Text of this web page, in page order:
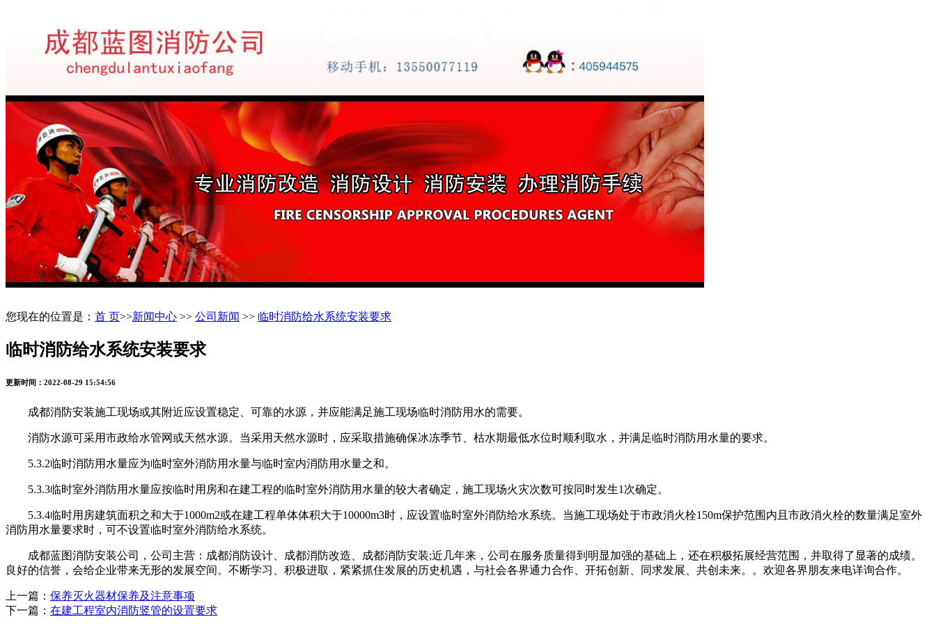
您现在的位置是： 首 页>>新闻中心 >> 公司新闻 >> 临时消防给水系统安装要求
临时消防给水系统安装要求
更新时间：2022-08-29 15:54:56
成都消防安装施工现场或其附近应设置稳定、可靠的水源，并应能满足施工现场临时消防用水的需要。
消防水源可采用市政给水管网或天然水源。当采用天然水源时，应采取措施确保冰冻季节、枯水期最低水位时顺利取水，并满足临时消防用水量的要求。
5.3.2临时消防用水量应为临时室外消防用水量与临时室内消防用水量之和。
5.3.3临时室外消防用水量应按临时用房和在建工程的临时室外消防用水量的较大者确定，施工现场火灾次数可按同时发生1次确定。
5.3.4临时用房建筑面积之和大于1000m2或在建工程单体体积大于10000m3时，应设置临时室外消防给水系统。当施工现场处于市政消火栓150m保护范围内且市政消火栓的数量满足室外
消防用水量要求时，可不设置临时室外消防给水系统。
成都蓝图消防安装公司，公司主营：成都消防设计、成都消防改造、成都消防安装;近几年来，公司在服务质量得到明显加强的基础上，还在积极拓展经营范围，并取得了显著的成绩。
良好的信誉，会给企业带来无形的发展空间。不断学习、积极进取，紧紧抓住发展的历史机遇，与社会各界通力合作、开拓创新、同求发展、共创未来。。欢迎各界朋友来电详询合作。
上一篇： 保养灭火器材保养及注意事项
下一篇： 在建工程室内消防竖管的设置要求